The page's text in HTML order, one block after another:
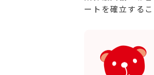
ートを確立する